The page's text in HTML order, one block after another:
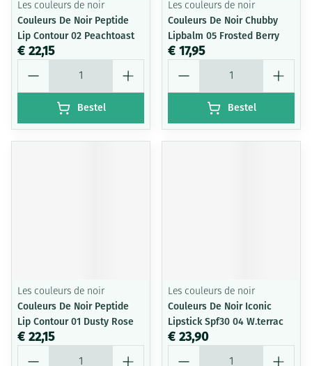
Les couleurs de noir
Couleurs De Noir Peptide
Lip Contour 02 Peachtoast
€ 22,15
Bestel
Les couleurs de noir
Couleurs De Noir Chubby
Lipbalm 05 Frosted Berry
€ 17,95
Bestel
Les couleurs de noir
Couleurs De Noir Peptide
Lip Contour 01 Dusty Rose
€ 22,15
Les couleurs de noir
Couleurs De Noir Iconic
Lipstick Spf30 04 W.terrac
€ 23,90